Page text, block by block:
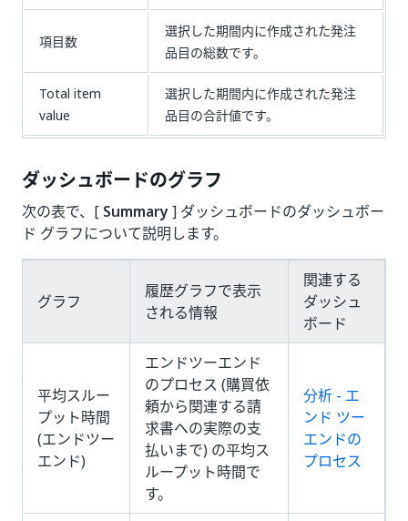
項目数
選択した期間内に作成された発注
品目の総数です。
Total item
value
選択した期間内に作成された発注
品目の合計値です。
ダッシュボードのグラフ
次の表で、[ Summary] ダッシュボードのダッシュボー
ド グラフについて説明します。
グラフ
履歴グラフで表示
される情報
関連する
ダッシュ
ボード
平均スルー
プット時間
(エンドツー
エンド)
エンドツーエンド
のプロセス (購買依
頼から関連する請
求書への実際の支
払いまで) の平均ス
ループット時間で
す。
分析 - エ
ンド ツー
エンドの
プロセス